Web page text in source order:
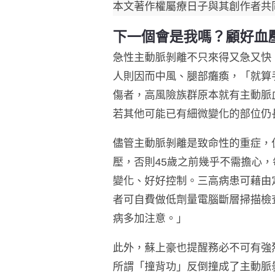
本文著作權屬療日子與其創作者
下一個會是我嗎？顧好血
急性主動脈剝離不只來得又急又
人則因而中風、腿部癱瘓，「就
傷者，高風險族群原本就有主動
若其他可能已有細微變化的部位
儘管主動脈剝離是致命性的重症
壓，否則45歲之前幾乎不需擔心
變化、好好控制。三高病患可藉
者可自費做低劑量電腦斷層掃描
病多加注意。」
此外，蘇上豪也提醒務必不可有
所謂「撞背功」反倒撞成了主動